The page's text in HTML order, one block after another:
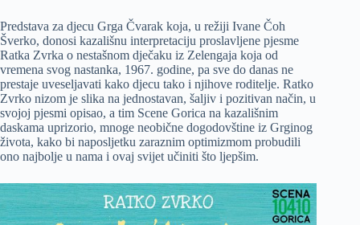
Predstava za djecu Grga Čvarak koja, u režiji Ivane Čoh
Šverko, donosi kazališnu interpretaciju proslavljene pjesme
Ratka Zvrka o nestašnom dječaku iz Zelengaja koja od
vremena svog nastanka, 1967. godine, pa sve do danas ne
prestaje uveseljavati kako djecu tako i njihove roditelje. Ratko
Zvrko nizom je slika na jednostavan, šaljiv i pozitivan način, u
svojoj pjesmi opisao, a tim Scene Gorica na kazališnim
daskama uprizorio, mnoge neobične dogodovštine iz Grginog
života, kako bi naposljetku zaraznim optimizmom probudili
ono najbolje u nama i ovaj svijet učiniti što ljepšim.